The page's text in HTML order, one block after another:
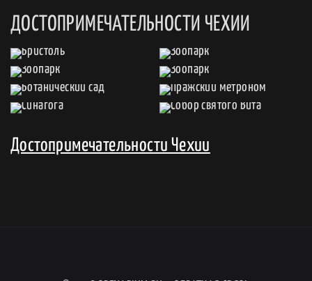
ДОСТОПРИМЕЧАТЕЛЬНОСТИ ЧЕХИИ
Достопримечательности Чехии